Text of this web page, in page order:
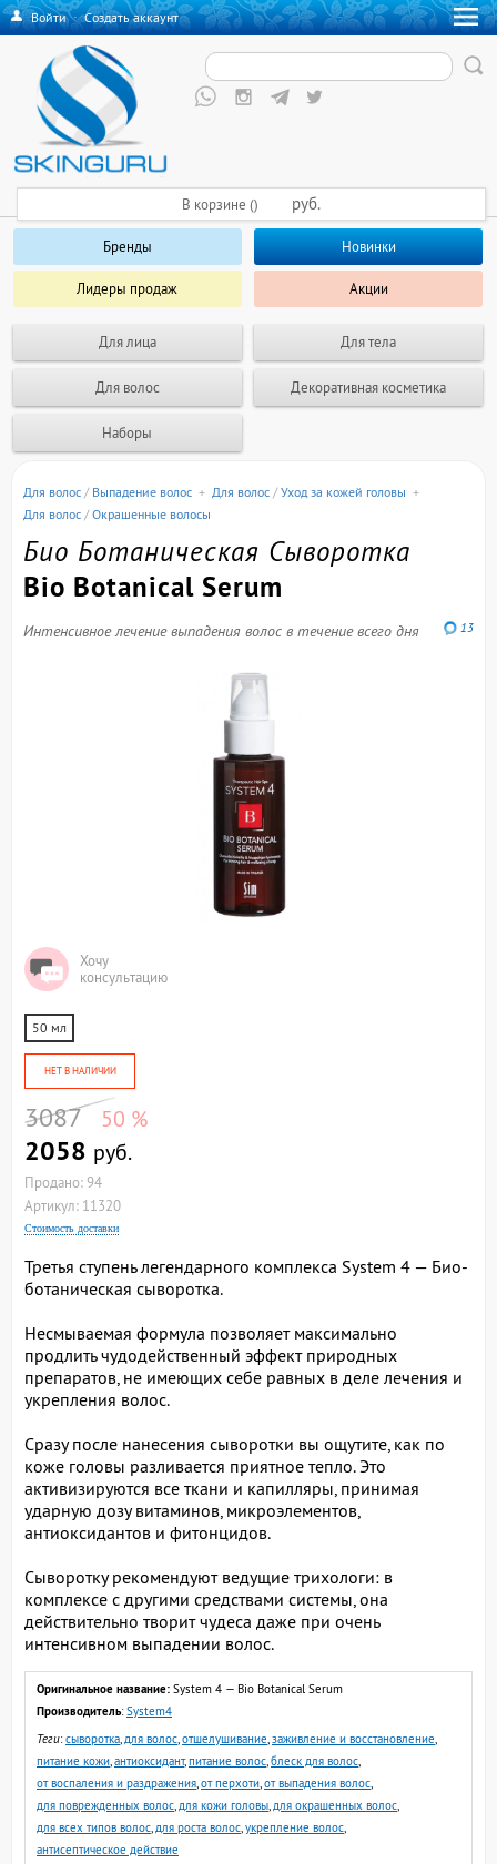
Войти·Создать аккаунт
Бренды Новинки
Лидеры продаж Акции
Для лица Для тела
Для волос Декоративная косметика
Наборы
В корзине () руб.
Для волос / Выпадение волос + Для волос /Уход за кожей головы +
Для волос /Окрашенные волосы
Био Ботаническая Сыворотка
Bio Botanical Serum
13
Интенсивное лечение выпадения волос в течение всего дня
Хочу
консультацию
50 мл
НЕТ В НАЛИЧИИ
3087 50 %
2058 руб.
Продано: 94
Артикул: 11320
Стоимость доставки
Третья ступень легендарного комплекса System 4 — Био-
ботаническая сыворотка.
Несмываемая формула позволяет максимально
продлить чудодейственный эффект природных
препаратов, не имеющих себе равных в деле лечения и
укрепления волос.
Сразу после нанесения сыворотки вы ощутите, как по
коже головы разливается приятное тепло. Это
активизируются все ткани и капилляры, принимая
ударную дозу витаминов, микроэлементов,
антиоксидантов и фитонцидов.
Сыворотку рекомендуют ведущие трихологи: в
комплексе с другими средствами системы, она
действительно творит чудеса даже при очень
интенсивном выпадении волос.
Оригинальное название: System 4 — Bio Botanical Serum
Производитель:System4
Теги:сыворотка,для волос,отшелушивание,заживление и восстановление,
питание кожи,антиоксидант,питание волос,блеск для волос,
от воспаления и раздражения,от перхоти,от выпадения волос,
для поврежденных волос,для кожи головы,для окрашенных волос,
для всех типов волос,для роста волос,укрепление волос,
антисептическое действие